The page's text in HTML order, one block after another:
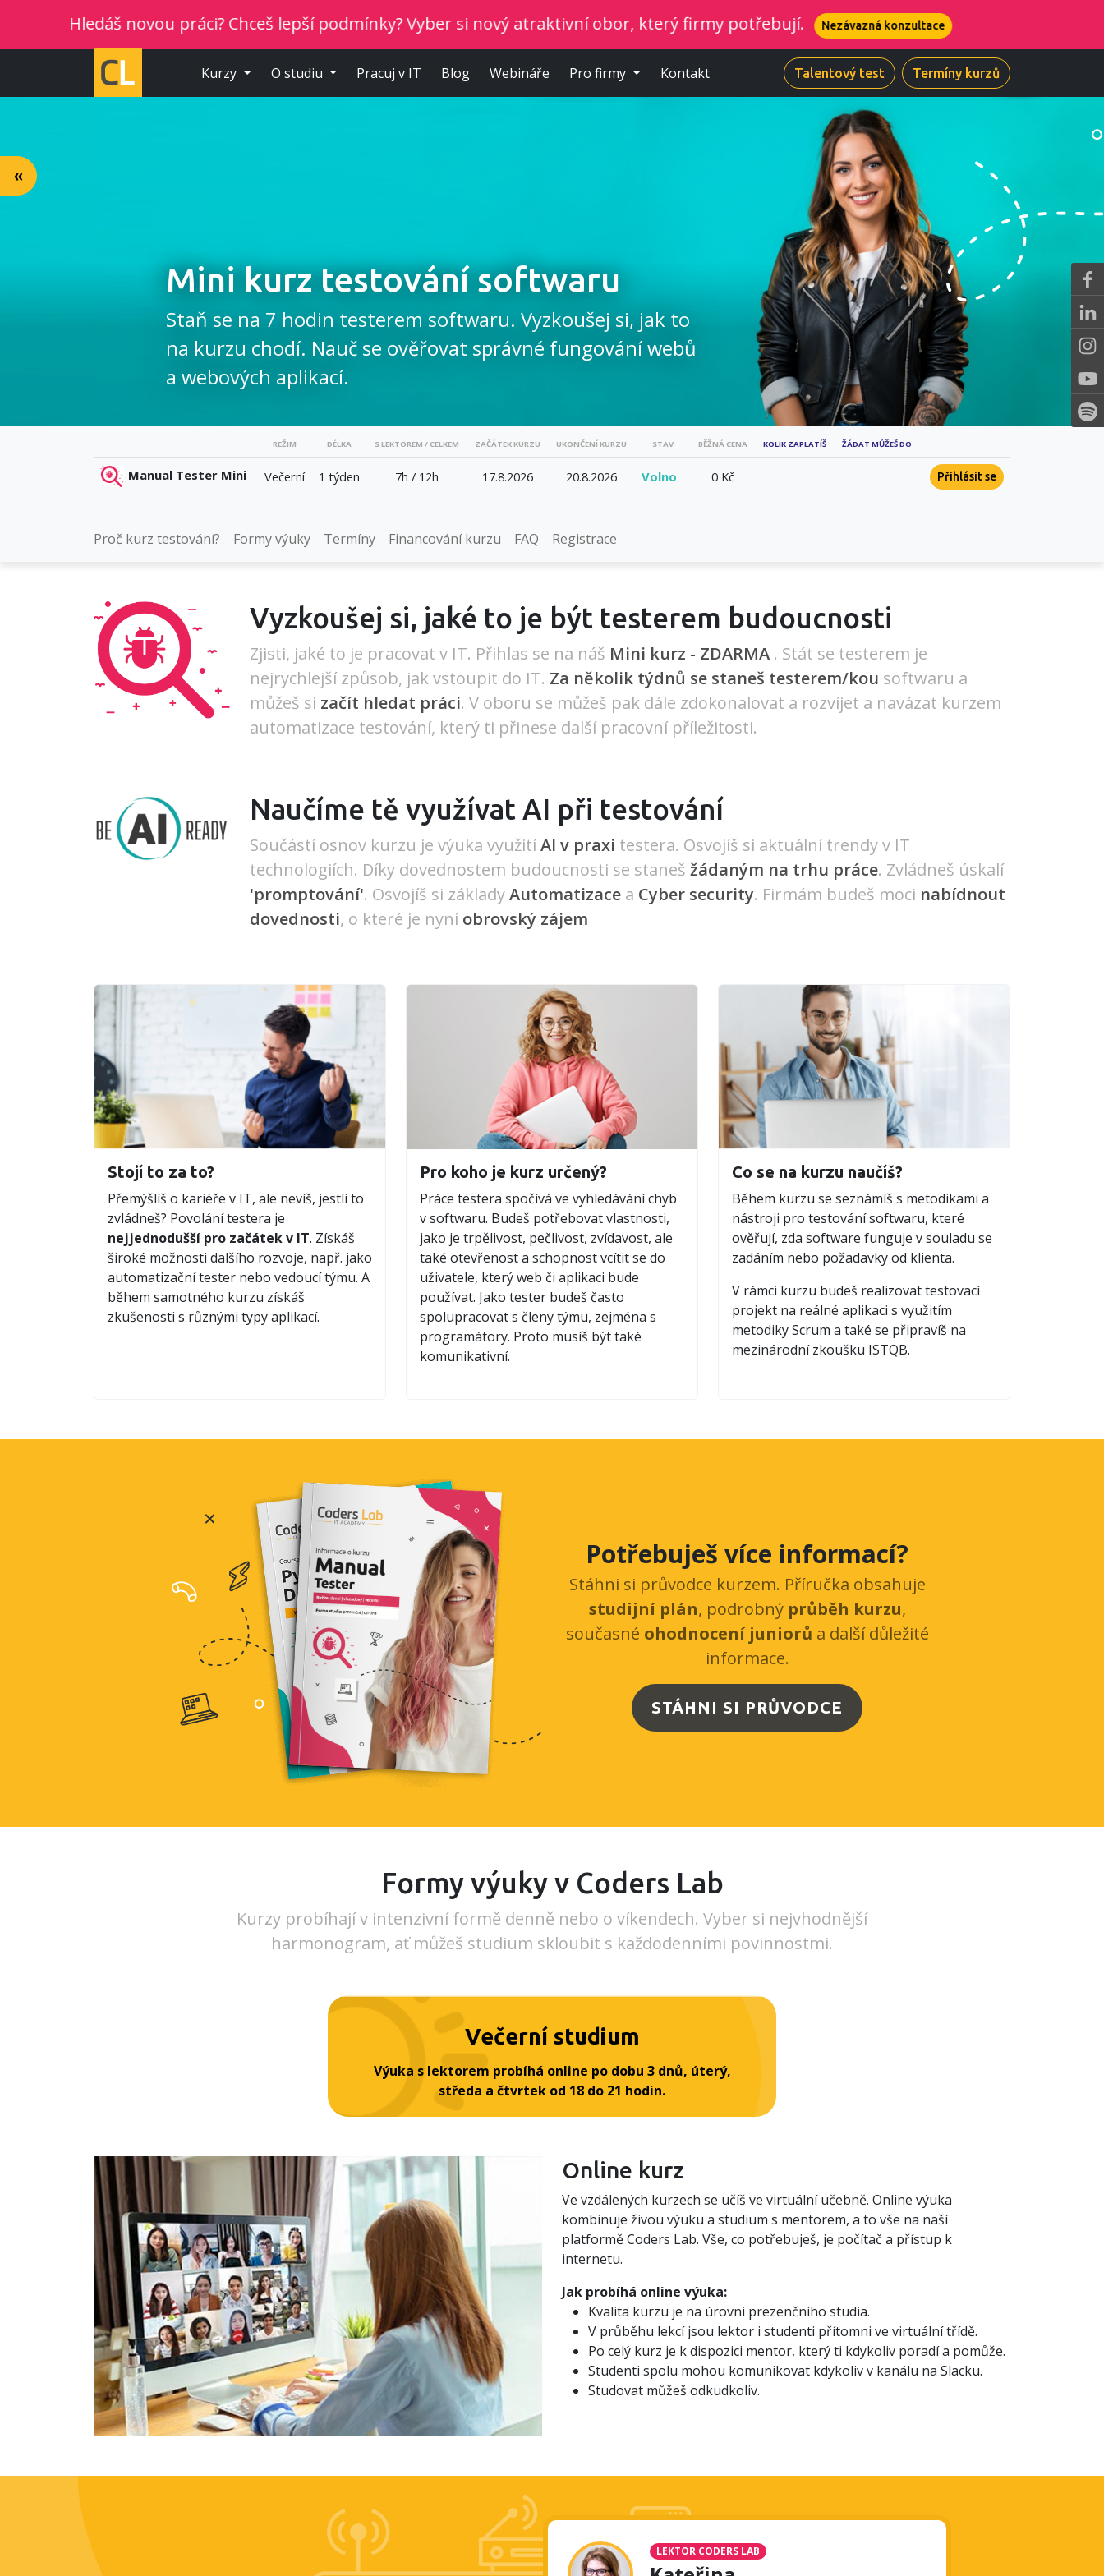
novou práci? Chceš lepší podmínky? Vyber si nový atraktivní obor, který firmy potřebují. Nezávazná konzultace
Kurzy O studiu Pracuj v IT Blog Webináře Pro firmy Kontakt Talentový test Termíny kurzů
«
Mini kurz testování softwaru
Staň se na 7 hodin testerem softwaru. Vyzkoušej si, jak to
na kurzu chodí. Nauč se ověřovat správné fungování webů
a webových aplikací.
REŽIM DÉLKA S LEKTOREM / CELKEM ZAČÁTEK KURZU UKONČENÍ KURZU STAV BĚŽNÁ CENA KOLIK ZAPLATÍŠ ŽÁDAT MŮŽEŠ DO
Manual Tester Mini Večerní 1 týden 7h / 12h 17.8.2026 20.8.2026 Volno 0 Kč Přihlásit se
Proč kurz testování? Formy výuky Termíny Financování kurzu FAQ Registrace
Vyzkoušej si, jaké to je být testerem budoucnosti
Zjisti, jaké to je pracovat v IT. Přihlas se na náš Mini kurz - ZDARMA . Stát se testerem je
nejrychlejší způsob, jak vstoupit do IT. Za několik týdnů se staneš testerem/kou softwaru a
můžeš si začít hledat práci. V oboru se můžeš pak dále zdokonalovat a rozvíjet a navázat kurzem
automatizace testování, který ti přinese další pracovní příležitosti.
Naučíme tě využívat AI při testování
Součástí osnov kurzu je výuka využitíAI v praxi testera. Osvojíš si aktuální trendy v IT
technologiích. Díky dovednostem budoucnosti se staneš žádaným na trhu práce. Zvládneš úskalí
'promptování'. Osvojíš si základyAutomatizace a Cyber security. Firmám budeš moci nabídnout
dovednosti, o které je nyníobrovský zájem
Stojí to za to?
Přemýšlíš o kariéře v IT, ale nevíš, jestli to
zvládneš? Povolání testera je
nejjednodušší pro začátek v IT. Získáš
široké možnosti dalšího rozvoje, např. jako
automatizační tester nebo vedoucí týmu. A
během samotného kurzu získáš
zkušenosti s různými typy aplikací.
Pro koho je kurz určený?
Práce testera spočívá ve vyhledávání chyb
v softwaru. Budeš potřebovat vlastnosti,
jako je trpělivost, pečlivost, zvídavost, ale
také otevřenost a schopnost vcítit se do
uživatele, který web či aplikaci bude
používat. Jako tester budeš často
spolupracovat s členy týmu, zejména s
programátory. Proto musíš být také
komunikativní.
Co se na kurzu naučíš?
Během kurzu se seznámíš s metodikami a
nástroji pro testování softwaru, které
ověřují, zda software funguje v souladu se
zadáním nebo požadavky od klienta.
V rámci kurzu budeš realizovat testovací
projekt na reálné aplikaci s využitím
metodiky Scrum a také se připravíš na
mezinárodní zkoušku ISTQB.
Potřebuješ více informací?
Stáhni si průvodce kurzem. Příručka obsahuje
studijní plán, podrobný průběh kurzu,
současné ohodnocení juniorů a další důležité
informace.
STÁHNI SI PRŮVODCE
Formy výuky v Coders Lab
Kurzy probíhají v intenzivní formě denně nebo o víkendech. Vyber si nejvhodnější
harmonogram, ať můžeš studium skloubit s každodenními povinnostmi.
Večerní studium
Výuka s lektorem probíhá online po dobu 3 dnů, úterý,
středa a čtvrtek od 18 do 21 hodin.
Online kurz
Ve vzdálených kurzech se učíš ve virtuální učebně. Online výuka
kombinuje živou výuku a studium s mentorem, a to vše na naší
platformě Coders Lab. Vše, co potřebuješ, je počítač a přístup k
internetu.
Jak probíhá online výuka:
Kvalita kurzu je na úrovni prezenčního studia.
V průběhu lekcí jsou lektor i studenti přítomni ve virtuální třídě.
Po celý kurz je k dispozici mentor, který ti kdykoliv poradí a pomůže.
Studenti spolu mohou komunikovat kdykoliv v kanálu na Slacku.
Studovat můžeš odkudkoliv.
LEKTOR CODERS LAB LEKTOR CODERS LAB